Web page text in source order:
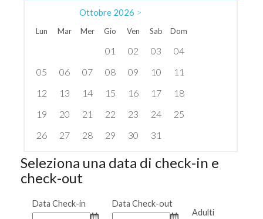
Ottobre 2026 >
Lun Mar Mer Gio Ven Sab Dom
01 02 03
04
05
06 07 08 09 10
11
12
13 14 15 16 17
18
19
20 21 22 23 24
25
26
27 28 29 30 31
Seleziona una data di check-in e
check-out
Data Check-in
Data Check-out
Adulti